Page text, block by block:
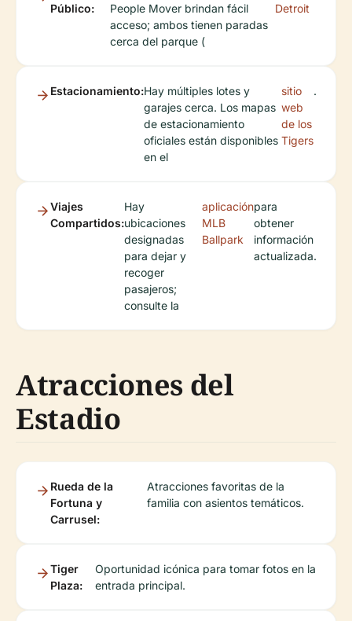
Público:
People Mover brindan fácil
acceso; ambos tienen paradas
cerca del parque (
Detroit
Estacionamiento:Hay múltiples lotes y
garajes cerca. Los mapas
de estacionamiento
oficiales están disponibles
en el
sitio
web
de los
Tigers
.
Viajes
Compartidos:
Hay
ubicaciones
designadas
para dejar y
recoger
pasajeros;
consulte la
aplicación
MLB
Ballpark
para
obtener
información
actualizada.
Atracciones del
Estadio
Rueda de la
Fortuna y
Carrusel:
Atracciones favoritas de la
familia con asientos temáticos.
Tiger
Plaza:
Oportunidad icónica para tomar fotos en la
entrada principal.